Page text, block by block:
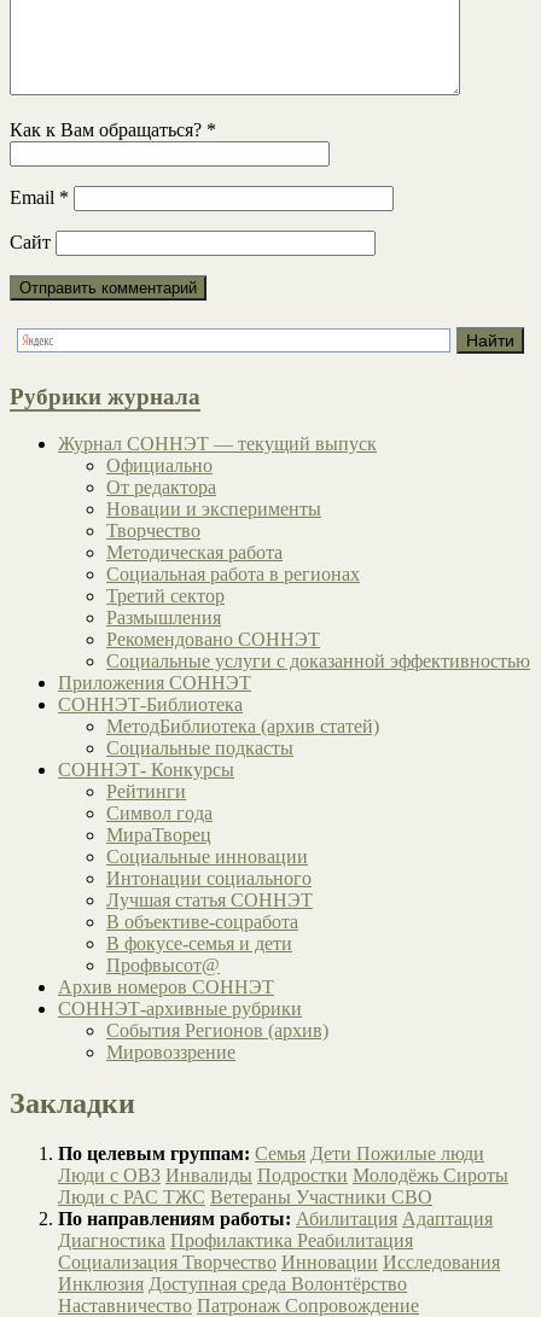
Как к Вам обращаться? *
Email *
Сайт
Рубрики журнала
Журнал СОННЭТ — текущий выпуск
Официально
От редактора
Новации и эксперименты
Творчество
Методическая работа
Социальная работа в регионах
Третий сектор
Размышления
Рекомендовано СОННЭТ
Социальные услуги с доказанной эффективностью
Приложения СОННЭТ
СОННЭТ-Библиотека
МетодБиблиотека (архив статей)
Социальные подкасты
СОННЭТ- Конкурсы
Рейтинги
Символ года
МираТворец
Социальные инновации
Интонации социального
Лучшая статья СОННЭТ
В объективе-соцработа
В фокусе-семья и дети
Профвысот@
Архив номеров СОННЭТ
СОННЭТ-архивные рубрики
События Регионов (архив)
Мировоззрение
Закладки
По целевым группам: Семья Дети Пожилые люди
Люди с ОВЗ Инвалиды Подростки Молодёжь Сироты
Люди с РАС ТЖС Ветераны Участники СВО
По направлениям работы: Абилитация Адаптация
Диагностика Профилактика Реабилитация
Социализация Творчество Инновации Исследования
Инклюзия Доступная среда Волонтёрство
Наставничество Патронаж Сопровождение